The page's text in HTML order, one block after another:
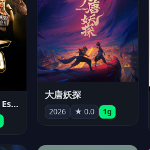
AAA Verano de Escándalo 2026 - Week 3
大唐妖探
2026 ★ 0.0 1g